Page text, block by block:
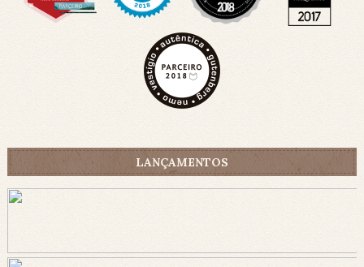
LANÇAMENTOS